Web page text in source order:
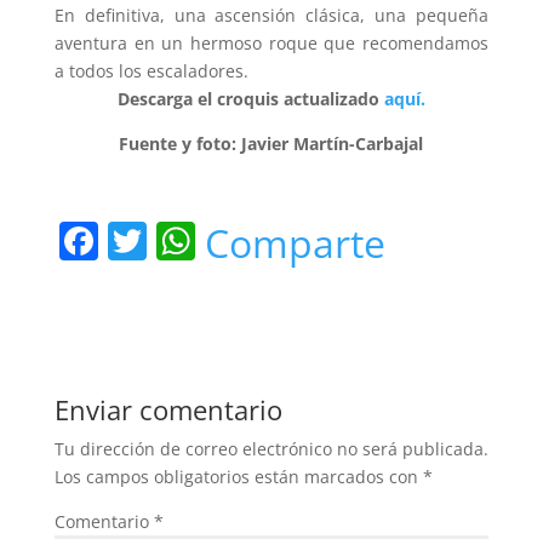
En definitiva, una ascensión clásica, una pequeña
aventura en un hermoso roque que recomendamos
a todos los escaladores.
Descarga el croquis actualizado aquí.
Fuente y foto: Javier Martín-Carbajal
F
b
o
o
k
T W
A
p
p
Comparte
Enviar comentario
Tu dirección de correo electrónico no será publicada.
Los campos obligatorios están marcados con *
Comentario *